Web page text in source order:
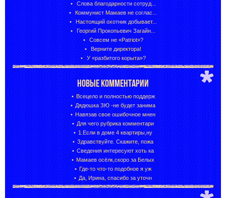
Слова благодарности сотруд...
Коммунист Мамаев не соглас...
Настоящий охотник добывает...
Георгий Прокопьевич Загайн...
Совсем не «Patriot»?
Верните директора!
У «разбитого корыта»?
НОВЫЕ КОММЕНТАРИИ
Всецело и полностью поддерж
Дядюшка ЗЮ -не будет занима
Навязав свое ошибочное мнен
Для чего рубрика комментари
1.Если в доме 4 квартиры,ну
Здравствуйте. Скажите, пожа
Сведения интересуют хоть ка
Мамаев осёлк,скоро за Белых
Где-то что-то подобное я уж
Да, Ирина, спасибо за уточн